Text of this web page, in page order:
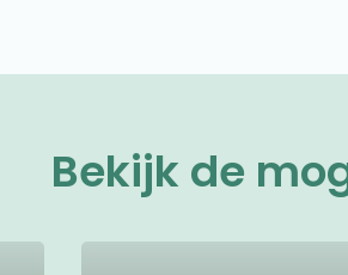
Bekijk de